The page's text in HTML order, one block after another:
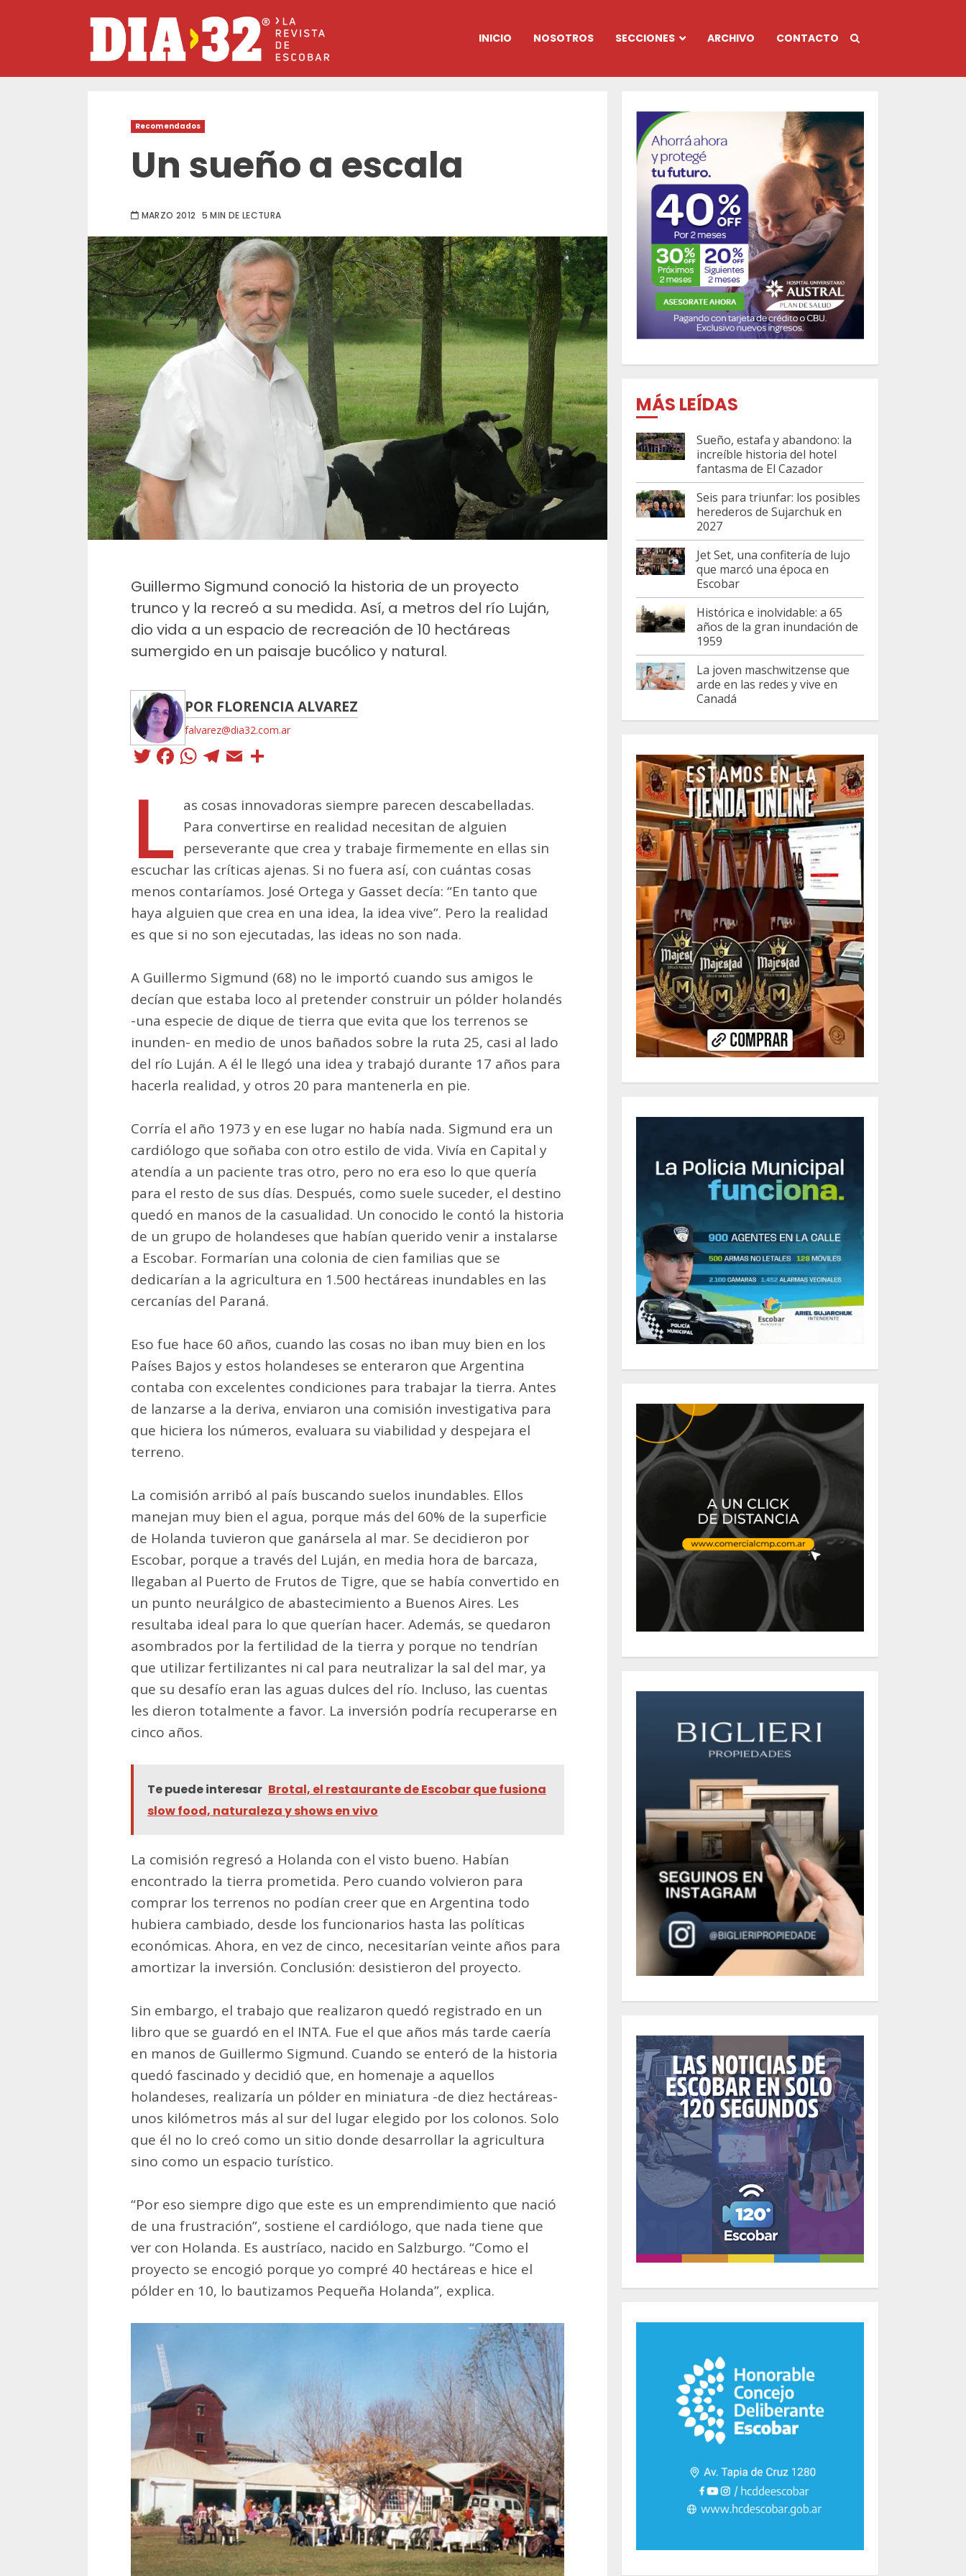
INICIO NOSOTROS SECCIONES ARCHIVO CONTACTO
Recomendados
Un sueño a escala
MARZO 2012 5 MIN DE LECTURA
Guillermo Sigmund conoció la historia de un proyecto
trunco y la recreó a su medida. Así, a metros del río Luján,
dio vida a un espacio de recreación de 10 hectáreas
sumergido en un paisaje bucólico y natural.
POR FLORENCIA ALVAREZ
falvarez@dia32.com.ar
Twitter
Facebook
WhatsApp
Telegram
Email
L as cosas innovadoras siempre parecen descabelladas.
Para convertirse en realidad necesitan de alguien
perseverante que crea y trabaje firmemente en ellas sin
escuchar las críticas ajenas. Si no fuera así, con cuántas cosas
menos contaríamos. José Ortega y Gasset decía: “En tanto que
haya alguien que crea en una idea, la idea vive”. Pero la realidad
es que si no son ejecutadas, las ideas no son nada.
A Guillermo Sigmund (68) no le importó cuando sus amigos le
decían que estaba loco al pretender construir un pólder holandés
-una especie de dique de tierra que evita que los terrenos se
inunden- en medio de unos bañados sobre la ruta 25, casi al lado
del río Luján. A él le llegó una idea y trabajó durante 17 años para
hacerla realidad, y otros 20 para mantenerla en pie.
Corría el año 1973 y en ese lugar no había nada. Sigmund era un
cardiólogo que soñaba con otro estilo de vida. Vivía en Capital y
atendía a un paciente tras otro, pero no era eso lo que quería
para el resto de sus días. Después, como suele suceder, el destino
quedó en manos de la casualidad. Un conocido le contó la historia
de un grupo de holandeses que habían querido venir a instalarse
a Escobar. Formarían una colonia de cien familias que se
dedicarían a la agricultura en 1.500 hectáreas inundables en las
cercanías del Paraná.
Eso fue hace 60 años, cuando las cosas no iban muy bien en los
Países Bajos y estos holandeses se enteraron que Argentina
contaba con excelentes condiciones para trabajar la tierra. Antes
de lanzarse a la deriva, enviaron una comisión investigativa para
que hiciera los números, evaluara su viabilidad y despejara el
terreno.
La comisión arribó al país buscando suelos inundables. Ellos
manejan muy bien el agua, porque más del 60% de la superficie
de Holanda tuvieron que ganársela al mar. Se decidieron por
Escobar, porque a través del Luján, en media hora de barcaza,
llegaban al Puerto de Frutos de Tigre, que se había convertido en
un punto neurálgico de abastecimiento a Buenos Aires. Les
resultaba ideal para lo que querían hacer. Además, se quedaron
asombrados por la fertilidad de la tierra y porque no tendrían
que utilizar fertilizantes ni cal para neutralizar la sal del mar, ya
que su desafío eran las aguas dulces del río. Incluso, las cuentas
les dieron totalmente a favor. La inversión podría recuperarse en
cinco años.
Te puede interesar Brotal, el restaurante de Escobar que fusiona
slow food, naturaleza y shows en vivo
La comisión regresó a Holanda con el visto bueno. Habían
encontrado la tierra prometida. Pero cuando volvieron para
comprar los terrenos no podían creer que en Argentina todo
hubiera cambiado, desde los funcionarios hasta las políticas
económicas. Ahora, en vez de cinco, necesitarían veinte años para
amortizar la inversión. Conclusión: desistieron del proyecto.
Sin embargo, el trabajo que realizaron quedó registrado en un
libro que se guardó en el INTA. Fue el que años más tarde caería
en manos de Guillermo Sigmund. Cuando se enteró de la historia
quedó fascinado y decidió que, en homenaje a aquellos
holandeses, realizaría un pólder en miniatura -de diez hectáreas-
unos kilómetros más al sur del lugar elegido por los colonos. Solo
que él no lo creó como un sitio donde desarrollar la agricultura
sino como un espacio turístico.
“Por eso siempre digo que este es un emprendimiento que nació
de una frustración”, sostiene el cardiólogo, que nada tiene que
ver con Holanda. Es austríaco, nacido en Salzburgo. “Como el
proyecto se encogió porque yo compré 40 hectáreas e hice el
pólder en 10, lo bautizamos Pequeña Holanda”, explica.
MÁS LEÍDAS
Sueño, estafa y abandono: la
increíble historia del hotel
fantasma de El Cazador
Seis para triunfar: los posibles
herederos de Sujarchuk en
2027
Jet Set, una confitería de lujo
que marcó una época en
Escobar
Histórica e inolvidable: a 65
años de la gran inundación de
1959
La joven maschwitzense que
arde en las redes y vive en
Canadá